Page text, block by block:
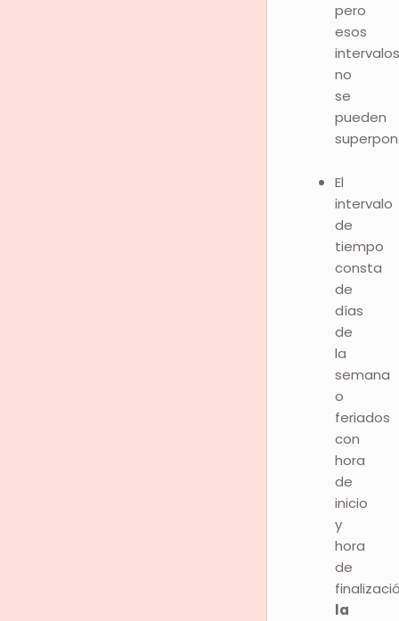
pero
esos
intervalos
no
se
pueden
El
intervalo
de
tiempo
consta
de
días
de
la
semana
o
feriados
con
hora
de
inicio
y
hora
de
la